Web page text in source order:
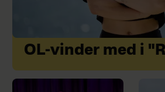
OL-vinder med i